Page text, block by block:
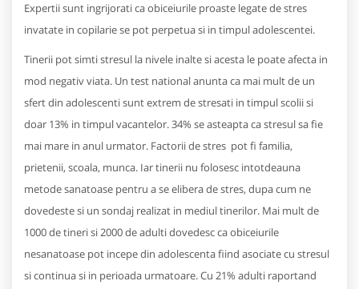
Expertii sunt ingrijorati ca obiceiurile proaste legate de stres
invatate in copilarie se pot perpetua si in timpul adolescentei.
Tinerii pot simti stresul la nivele inalte si acesta le poate afecta in
mod negativ viata. Un test national anunta ca mai mult de un
sfert din adolescenti sunt extrem de stresati in timpul scolii si
doar 13% in timpul vacantelor. 34% se asteapta ca stresul sa fie
mai mare in anul urmator. Factorii de stres pot fi familia,
prietenii, scoala, munca. Iar tinerii nu folosesc intotdeauna
metode sanatoase pentru a se elibera de stres, dupa cum ne
dovedeste si un sondaj realizat in mediul tinerilor. Mai mult de
1000 de tineri si 2000 de adulti dovedesc ca obiceiurile
nesanatoase pot incepe din adolescenta fiind asociate cu stresul
si continua si in perioada urmatoare. Cu 21% adulti raportand